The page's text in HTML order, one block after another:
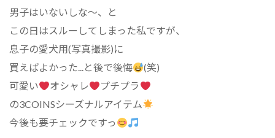
男子はいないしな～、と
この日はスルーしてしまった私ですが、
息子の愛犬用(写真撮影)に
買えばよかった...と後で後悔
(笑)
可愛い
オシャレ
プチプラ
の3COINSシーズナルアイテム
今後も要チェックですっ